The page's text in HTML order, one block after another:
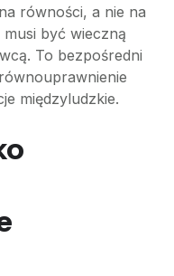
równości, a nie na
być wieczną
To bezpośredni
międzyludzkie.